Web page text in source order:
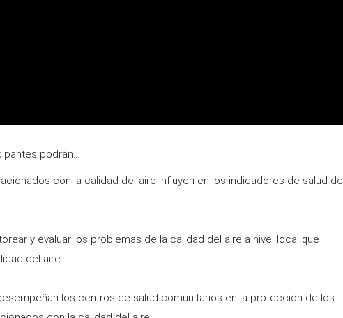
podrán...
con la calidad del aire influyen en los indicadores de salud de
y evaluar los problemas de la calidad del aire a nivel local que
del aire.
los centros de salud comunitarios en la protección de los